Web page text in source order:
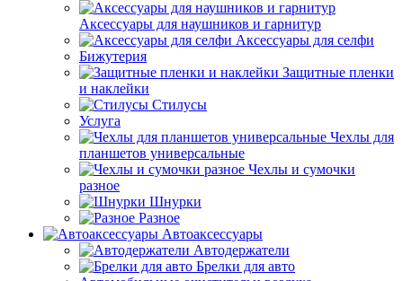
Аксессуары для наушников и гарнитур
Аксессуары для селфи
Бижутерия
Защитные пленки
и наклейки
Стилусы
Услуга
Чехлы для
планшетов универсальные
Чехлы и сумочки
разное
Шнурки
Разное
Автоаксессуары
Автодержатели
Брелки для авто